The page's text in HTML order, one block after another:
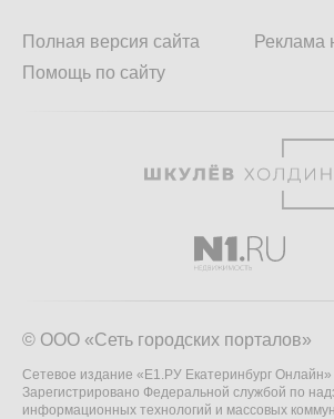
Полная версия сайта
Помощь по сайту
Реклама
© ООО «Сеть городских порталов»
Сетевое издание «Е1.РУ Екатеринбург Онлайн»
Зарегистрировано Федеральной службой по
информационных технологий и массовых